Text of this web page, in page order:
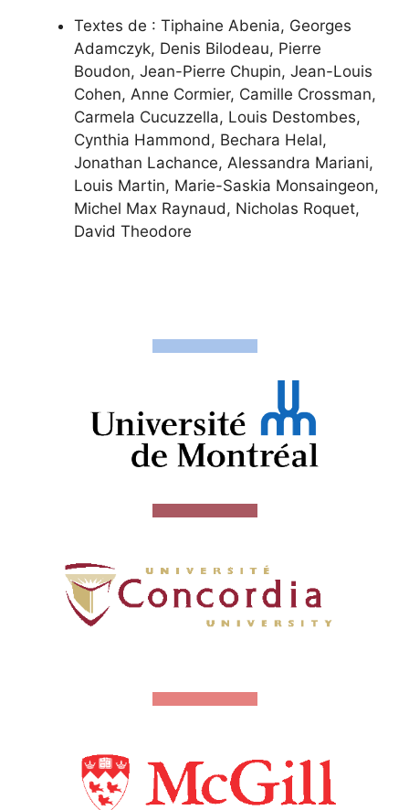
Textes de : Tiphaine Abenia, Georges
Adamczyk, Denis Bilodeau, Pierre
Boudon, Jean-Pierre Chupin, Jean-Louis
Cohen, Anne Cormier, Camille Crossman,
Carmela Cucuzzella, Louis Destombes,
Cynthia Hammond, Bechara Helal,
Jonathan Lachance, Alessandra Mariani,
Louis Martin, Marie-Saskia Monsaingeon,
Michel Max Raynaud, Nicholas Roquet,
David Theodore